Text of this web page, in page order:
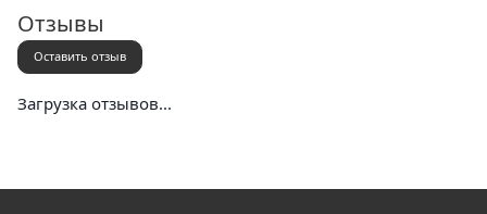
Отзывы
Оставить отзыв
Загрузка отзывов...